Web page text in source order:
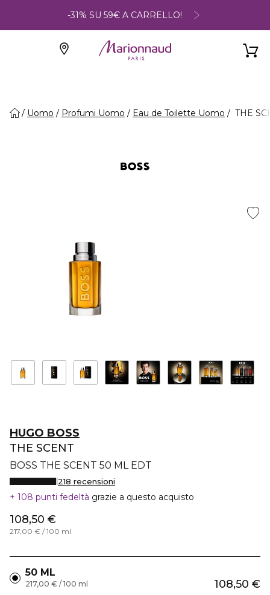
-31% SU 59€ A CARRELLO!
Uomo Profumi Uomo Eau de Toilette Uomo THE
HUGO BOSS
THE SCENT
BOSS THE SCENT 50 ML EDT
218 recensioni
108 punti fedeltà grazie a questo acquisto
108,50 €
217,00 € / 100 ml
50 ML
108,50 €
217,00 € / 100 ml